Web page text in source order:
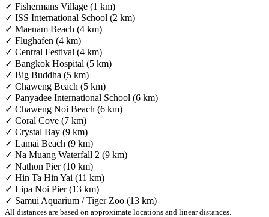
✓ Fishermans Village (1 km)
✓ ISS International School (2 km)
✓ Maenam Beach (4 km)
✓ Flughafen (4 km)
✓ Central Festival (4 km)
✓ Bangkok Hospital (5 km)
✓ Big Buddha (5 km)
✓ Chaweng Beach (5 km)
✓ Panyadee International School (6 km)
✓ Chaweng Noi Beach (6 km)
✓ Coral Cove (7 km)
✓ Crystal Bay (9 km)
✓ Lamai Beach (9 km)
✓ Na Muang Waterfall 2 (9 km)
✓ Nathon Pier (10 km)
✓ Hin Ta Hin Yai (11 km)
✓ Lipa Noi Pier (13 km)
✓ Samui Aquarium / Tiger Zoo (13 km)
All distances are based on approximate locations and linear distances.